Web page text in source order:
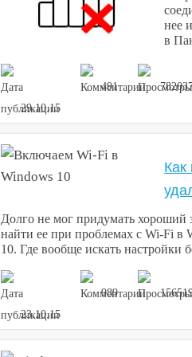
нее
в
29.10.15
491
Как
Долго не мог придумать хороший
найти ее при проблемах с Wi-Fi в
10. Где вообще искать настройки
23.10.15
989